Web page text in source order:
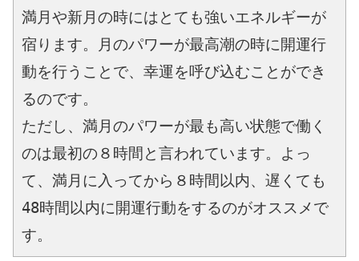
満月や新月の時にはとても強いエネルギーが
宿ります。月のパワーが最高潮の時に開運行
動を行うことで、幸運を呼び込むことができ
るのです。
ただし、満月のパワーが最も高い状態で働く
のは最初の８時間と言われています。よっ
て、満月に入ってから８時間以内、遅くても
48時間以内に開運行動をするのがオススメで
す。